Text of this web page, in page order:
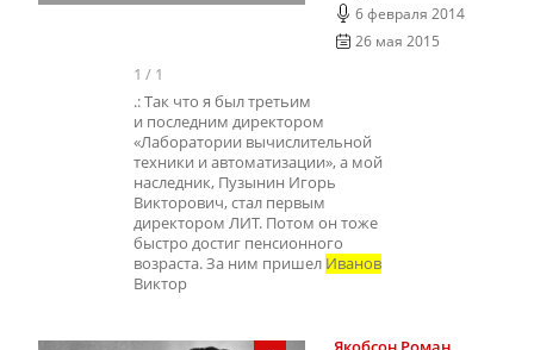
6 февраля 2014
26 мая 2015
1 / 1
.: Так что я был третьим
и последним директором
«Лаборатории вычислительной
техники и автоматизации», а мой
наследник, Пузынин Игорь
Викторович, стал первым
директором ЛИТ. Потом он тоже
быстро достиг пенсионного
возраста. За ним пришел Иванов
Виктор